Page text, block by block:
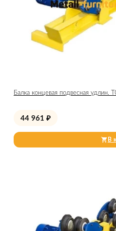
Балка концевая подвесная удлин.
44 961 ₽
В